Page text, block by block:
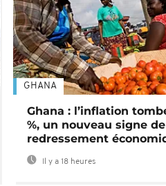
GHANA
Ghana : l’inflation
%, un nouveau signe de
redressement
Il y a 18 heures